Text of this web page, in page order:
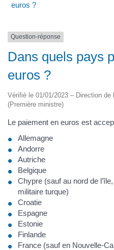
euros ?
Question-réponse
Dans quels pays
euros ?
Vérifié le 01/01/2023 – Direction de
(Première ministre)
Le paiement en euros est
Allemagne
Andorre
Autriche
Belgique
Chypre (sauf au nord de
militaire turque)
Croatie
Espagne
Estonie
Finlande
France (sauf en Nouvelle-